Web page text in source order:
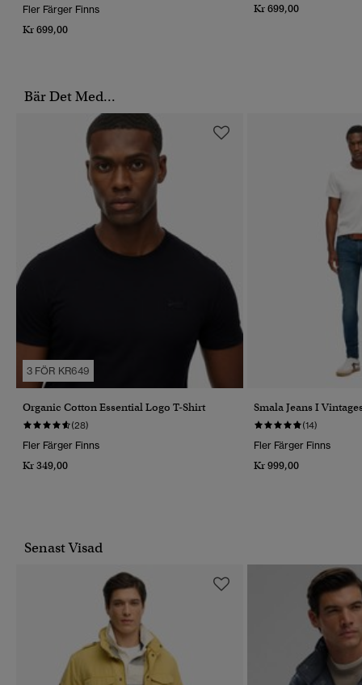
Fler Färger Finns
Kr 699,00
Kr 699,00
Bär Det Med...
3 FÖR KR649
Organic Cotton Essential Logo T-Shirt
(28)
Fler Färger Finns
Kr 349,00
Smala Jeans I
(14)
Fler Färger Finns
Kr 999,00
Senast Visad